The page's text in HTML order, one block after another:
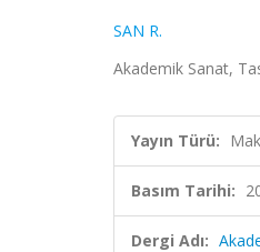
SAN R.
Akademik Sanat,
Yayın Türü:
Basım Tarihi:
Dergi Adı: